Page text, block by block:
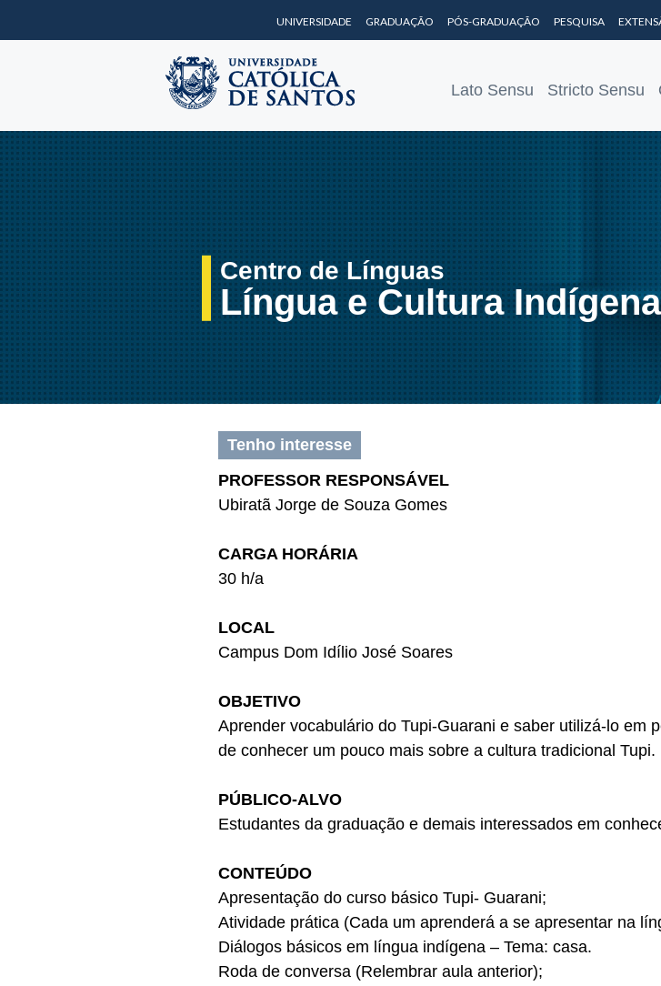
UNIVERSIDADE GRADUAÇÃO PÓS-GRADUAÇÃO PESQUISA
Lato Sensu Stricto Sensu
Centro de Línguas
Língua e Cultura
Tenho interesse
PROFESSOR RESPONSÁVEL
Ubiratã Jorge de Souza Gomes
CARGA HORÁRIA
30 h/a
LOCAL
Campus Dom Idílio José Soares
OBJETIVO
Aprender vocabulário do Tupi-Guarani e saber utilizá-lo em
de conhecer um pouco mais sobre a cultura tradicional Tupi.
PÚBLICO-ALVO
Estudantes da graduação e demais interessados em
CONTEÚDO
Apresentação do curso básico Tupi- Guarani;
Atividade prática (Cada um aprenderá a se apresentar na
Diálogos básicos em língua indígena – Tema: casa.
Roda de conversa (Relembrar aula anterior);